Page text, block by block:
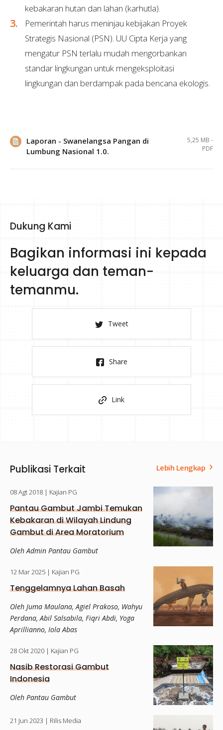
kebakaran hutan dan lahan (karhutla).
Pemerintah harus meninjau kebijakan Proyek
Strategis Nasional (PSN). UU Cipta Kerja yang
mengatur PSN terlalu mudah mengorbankan
standar lingkungan untuk mengeksploitasi
lingkungan dan berdampak pada bencana ekologis.
Laporan - Swanelangsa Pangan di
Lumbung Nasional 1.0.
5,25 MB -
PDF
Dukung Kami
Bagikan informasi ini kepada
keluarga dan teman-
temanmu.
Tweet
Share
Link
Publikasi Terkait Lebih Lengkap
08 Agt 2018 | Kajian PG
Pantau Gambut Jambi Temukan
Kebakaran di Wilayah Lindung
Gambut di Area Moratorium
Oleh Admin Pantau Gambut
12 Mar 2025 | Kajian PG
Tenggelamnya Lahan Basah
Oleh Juma Maulana, Agiel Prakoso, Wahyu
Perdana, Abil Salsabila, Fiqri Abdi, Yoga
Aprillianno, Iola Abas
28 Okt 2020 | Kajian PG
Nasib Restorasi Gambut
Indonesia
Oleh Pantau Gambut
21 Jun 2023 | Rilis Media